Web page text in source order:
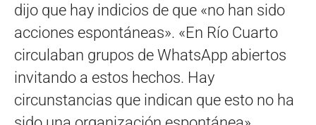
dijo que hay indicios de que «no han sido
acciones espontáneas». «En Río Cuarto
circulaban grupos de WhatsApp abiertos
invitando a estos hechos. Hay
circunstancias que indican que esto no ha